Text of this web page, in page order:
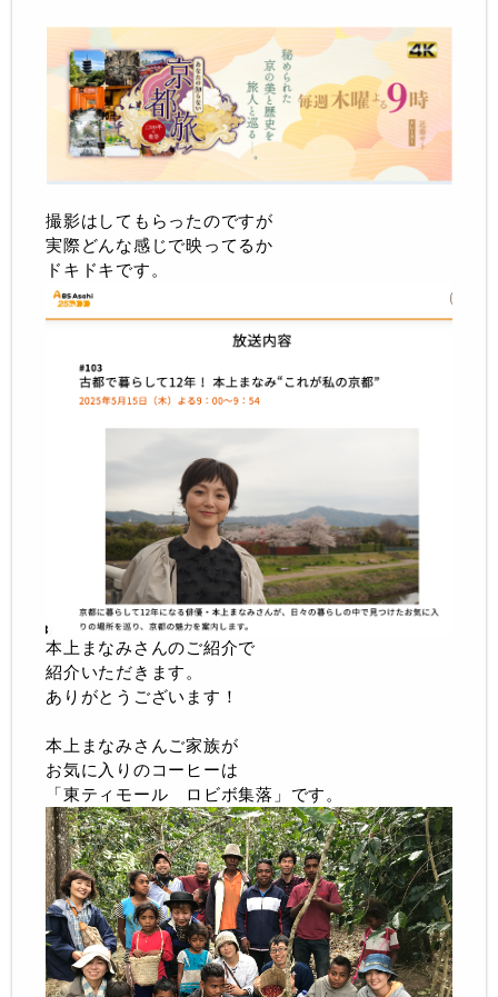
撮影はしてもらったのですが
実際どんな感じで映ってるか
ドキドキです。
本上まなみさんのご紹介で
紹介いただきます。
ありがとうございます！
本上まなみさんご家族が
お気に入りのコーヒーは
「東ティモール ロビボ集落」です。